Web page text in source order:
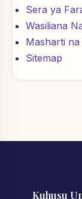
Sera ya
Wasiliana
Masharti na
Sitemap
Kuhusu